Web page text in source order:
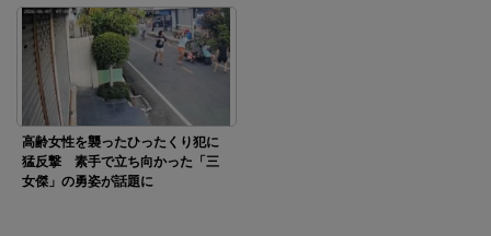
高齢女性を襲ったひったくり犯に
猛反撃 素手で立ち向かった「三
女傑」の勇姿が話題に